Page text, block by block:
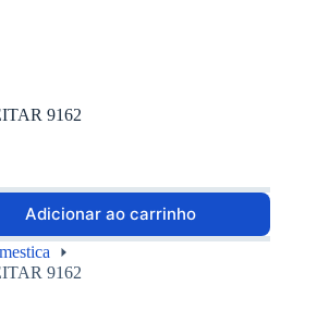
9162
Adicionar ao carrinho
9162